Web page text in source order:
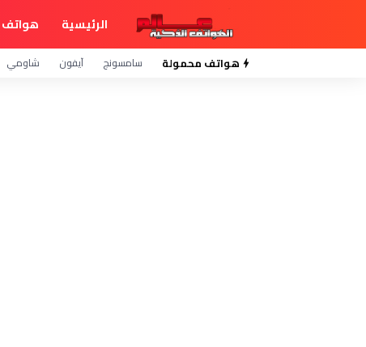
الرئيسية
هواتف محمولة سامسونج آيفون شاومي